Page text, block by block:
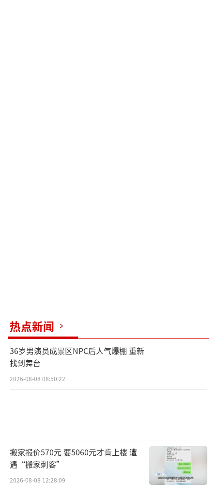
热点新闻
36岁男演员成景区NPC后人气爆棚 重新
找到舞台
2026-08-08 08:50:22
搬家报价570元 要5060元才肯上楼 遭
遇“搬家刺客”
2026-08-08 12:28:09